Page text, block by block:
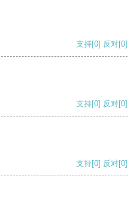
支持[0] 反对[0]
支持[0] 反对[0]
支持[0] 反对[0]